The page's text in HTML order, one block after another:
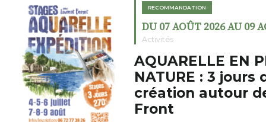
RECOMMANDATION
DU 07 AOÛT 2026 AU 09
Activités
AQUARELLE EN
NATURE : 3 jours
création autour
Front